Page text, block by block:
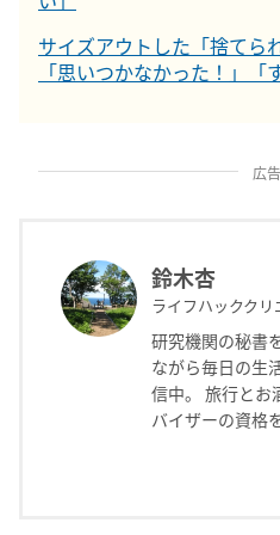
サイズアウトした「捨てら
「思いつかなかった！」「
広告
鈴木杏
ライフハッククリ
研究機関の秘書
ながら毎日の生
信中。 旅行とお
バイザーの資格